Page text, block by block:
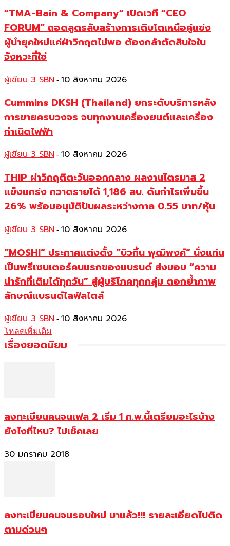
“TMA-Bain & Company” เปิดเวที “CEO
FORUM” ถอดสูตรลับสร้างการเติบโตเหนือคู่แข่ง
ผู้นำยุคใหม่แค่ฝ่าวิกฤตไม่พอ ต้องกล้าตัดสินใจใน
จังหวะที่ใช่
ผู้เขียน 3 SBN - 10 สิงหาคม 2026
Cummins DKSH (Thailand) ยกระดับบริการหลัง
การขายครบวงจร จบทุกงานเครื่องยนต์และเครื่อง
กำเนิดไฟฟ้า
ผู้เขียน 3 SBN - 10 สิงหาคม 2026
THIP ผ่าวิกฤติตะวันออกกลาง ผลงานไตรมาส 2
แข็งแกร่ง กวาดรายได้ 1,186 ลบ. ดันกำไรเพิ่มขึ้น
26% พร้อมอนุมัติปันผลระหว่างกาล 0.55 บาท/หุ้น
ผู้เขียน 3 SBN - 10 สิงหาคม 2026
“MOSHI” ประกาศแต่งตั้ง “บิวกิ้น พุฒิพงศ์” นั่งแท่น
เป็นพรีเซนเตอร์คนแรกของแบรนด์ ส่งมอบ “ความ
น่ารักที่เติมได้ทุกวัน” สู่ผู้บริโภคทุกกลุ่ม ตอกย้ำภาพ
ลักษณ์แบรนด์ไลฟ์สไตล์
ผู้เขียน 3 SBN - 10 สิงหาคม 2026
โหลดเพิ่มเติม
เรื่องยอดนิยม
ลงทะเบียนคนจนเฟส 2 เริ่ม 1 ก.พ.นี้เตรียมอะไรบ้าง
ยังไงที่ไหน? ไปเช็คเลย
30 มกราคม 2018
ลงทะเบียนคนจนรอบใหม่ มาแล้ว!!! รายละเอียดไปติด
ตามด่วนๆ